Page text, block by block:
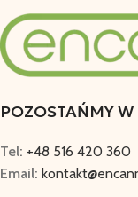
POZOSTAŃMY
Tel: +48 516 420 360
Email: